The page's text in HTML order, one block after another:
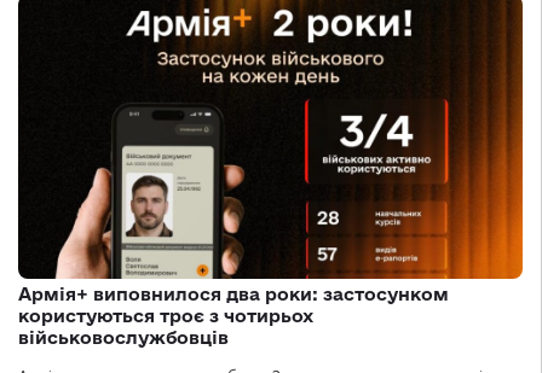
Армія+ виповнилося два роки: застосунком
користуються троє з чотирьох
військовослужбовців